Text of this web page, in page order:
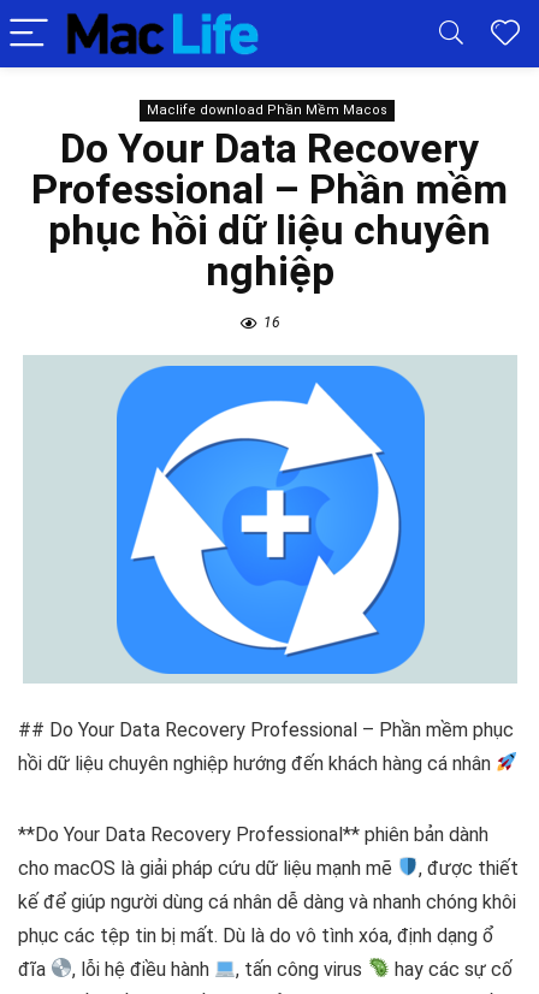
Maclife download Phần Mềm Macos
Do Your Data Recovery
Professional – Phần mềm
phục hồi dữ liệu chuyên
nghiệp
16
## Do Your Data Recovery Professional – Phần mềm phục
hồi dữ liệu chuyên nghiệp hướng đến khách hàng cá nhân
**Do Your Data Recovery Professional** phiên bản dành
cho macOS là giải pháp cứu dữ liệu mạnh mẽ
, được thiết
kế để giúp người dùng cá nhân dễ dàng và nhanh chóng khôi
phục các tệp tin bị mất. Dù là do vô tình xóa, định dạng ổ
đĩa
, lỗi hệ điều hành , tấn công virus
hay các sự cố